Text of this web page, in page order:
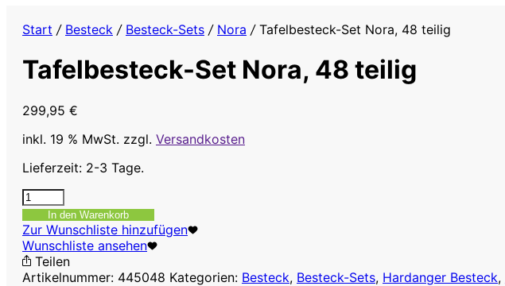
Start / Besteck / Besteck-Sets / Nora /Tafelbesteck-Set Nora, 48 teilig
Tafelbesteck-Set Nora, 48 teilig
299,95 €
inkl. 19 % MwSt. zzgl. Versandkosten
Lieferzeit: 2-3 Tage.
Tafelbesteck-
Set
Nora,
48
teilig
Menge
In den Warenkorb
Zur Wunschliste hinzufügen
Wunschliste ansehen
Teilen
Artikelnummer: 445048 Kategorien: Besteck, Besteck-Sets, Hardanger Besteck,